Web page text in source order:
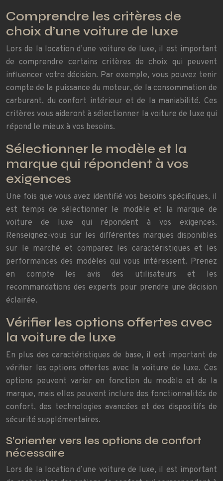
Comprendre les critères de
choix d’une voiture de luxe
Lors de la location d’une voiture de luxe, il est important
de comprendre certains critères de choix qui peuvent
influencer votre décision. Par exemple, vous pouvez tenir
compte de la puissance du moteur, de la consommation de
carburant, du confort intérieur et de la maniabilité. Ces
critères vous aideront à sélectionner la voiture de luxe qui
répond le mieux à vos besoins.
Sélectionner le modèle et la
marque qui répondent à vos
exigences
Une fois que vous avez identifié vos besoins spécifiques, il
est temps de sélectionner le modèle et la marque de
voiture de luxe qui répondent à vos exigences.
Renseignez-vous sur les différentes marques disponibles
sur le marché et comparez les caractéristiques et les
performances des modèles qui vous intéressent. Prenez
en compte les avis des utilisateurs et les
recommandations des experts pour prendre une décision
éclairée.
Vérifier les options offertes avec
la voiture de luxe
En plus des caractéristiques de base, il est important de
vérifier les options offertes avec la voiture de luxe. Ces
options peuvent varier en fonction du modèle et de la
marque, mais elles peuvent inclure des fonctionnalités de
confort, des technologies avancées et des dispositifs de
sécurité supplémentaires.
S’orienter vers les options de confort
nécessaire
Lors de la location d’une voiture de luxe, il est important